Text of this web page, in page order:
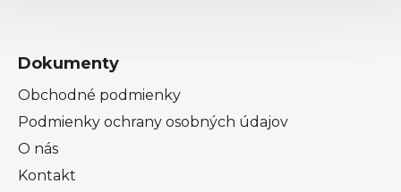
Dokumenty
Obchodné podmienky
Podmienky ochrany osobných údajov
O nás
Kontakt